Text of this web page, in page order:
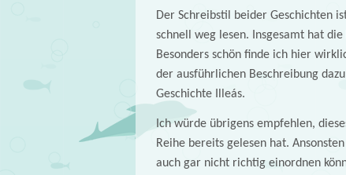
Der Schreibstil beider Geschichten
schnell weg lesen. Insgesamt hat
Besonders schön finde ich hier
der ausführlichen Beschreibung
Geschichte Illeás.
Ich würde übrigens empfehlen,
Reihe bereits gelesen hat.
auch gar nicht richtig einordnen